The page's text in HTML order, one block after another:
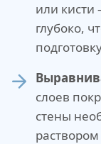
или кисти
глубоко,
слоев
стены